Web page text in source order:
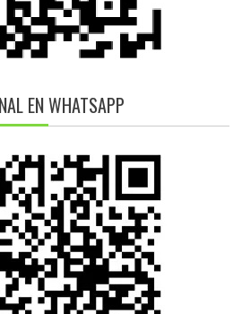
EN WHATSAPP